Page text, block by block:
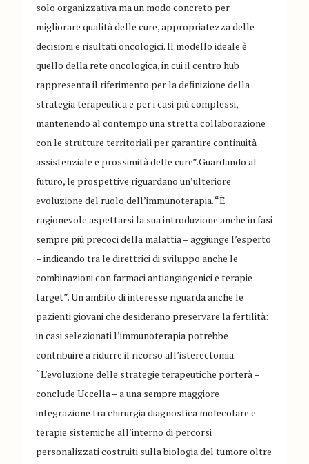
solo organizzativa ma un modo concreto per
migliorare qualità delle cure, appropriatezza delle
decisioni e risultati oncologici. Il modello ideale è
quello della rete oncologica, in cui il centro hub
rappresenta il riferimento per la definizione della
strategia terapeutica e per i casi più complessi,
mantenendo al contempo una stretta collaborazione
con le strutture territoriali per garantire continuità
assistenziale e prossimità delle cure”.Guardando al
futuro, le prospettive riguardano un’ulteriore
evoluzione del ruolo dell’immunoterapia. “È
ragionevole aspettarsi la sua introduzione anche in fasi
sempre più precoci della malattia – aggiunge l’esperto
– indicando tra le direttrici di sviluppo anche le
combinazioni con farmaci antiangiogenici e terapie
target”. Un ambito di interesse riguarda anche le
pazienti giovani che desiderano preservare la fertilità:
in casi selezionati l’immunoterapia potrebbe
contribuire a ridurre il ricorso all’isterectomia.
“L’evoluzione delle strategie terapeutiche porterà –
conclude Uccella – a una sempre maggiore
integrazione tra chirurgia diagnostica molecolare e
terapie sistemiche all’interno di percorsi
personalizzati costruiti sulla biologia del tumore oltre